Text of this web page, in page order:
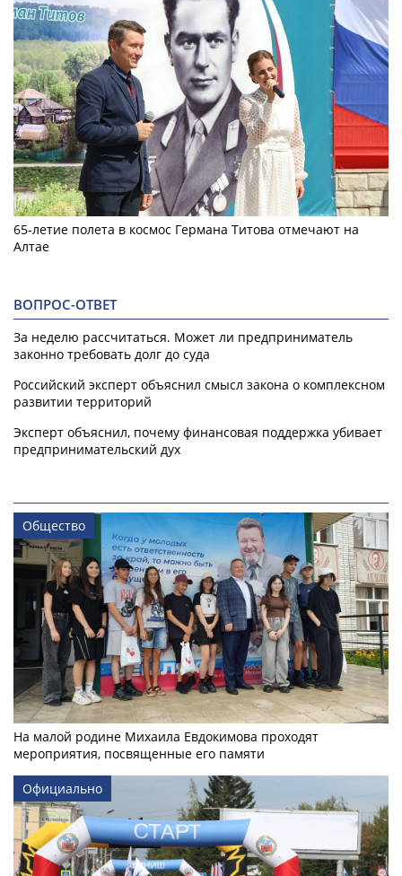
65-летие полета в космос Германа Титова отмечают на
Алтае
ВОПРОС-ОТВЕТ
За неделю рассчитаться. Может ли предприниматель
законно требовать долг до суда
Российский эксперт объяснил смысл закона о комплексном
развитии территорий
Эксперт объяснил, почему финансовая поддержка убивает
предпринимательский дух
Общество
На малой родине Михаила Евдокимова проходят
мероприятия, посвященные его памяти
Официально